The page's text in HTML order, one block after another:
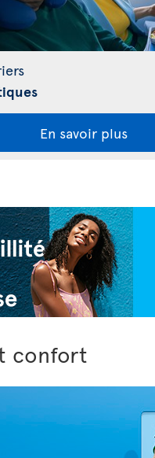
En savoir plus
confort